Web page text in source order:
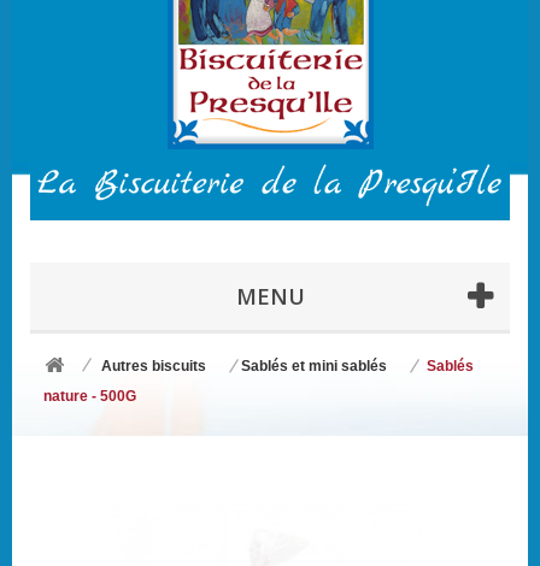
MENU
Autres biscuits Sablés et mini sablés
Sablés
nature - 500G